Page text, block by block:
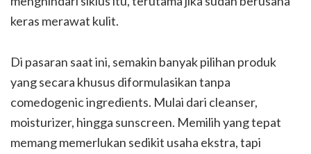
keras merawat kulit.
Di pasaran saat ini, semakin banyak pilihan produk
yang secara khusus diformulasikan tanpa
comedogenic ingredients. Mulai dari cleanser,
moisturizer, hingga sunscreen. Memilih yang tepat
memang memerlukan sedikit usaha ekstra, tapi